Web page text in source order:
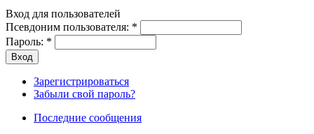
Вход для пользователей
Псевдоним пользователя: *
Пароль: *
Зарегистрироваться
Забыли свой пароль?
Последние сообщения